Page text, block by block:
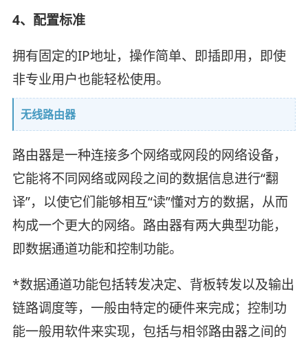
4、配置标准
拥有固定的IP地址，操作简单、即插即用，即使
非专业用户也能轻松使用。
无线路由器
路由器是一种连接多个网络或网段的网络设备，
它能将不同网络或网段之间的数据信息进行“翻
译”，以使它们能够相互“读”懂对方的数据，从而
构成一个更大的网络。路由器有两大典型功能，
即数据通道功能和控制功能。
*数据通道功能包括转发决定、背板转发以及输出
链路调度等，一般由特定的硬件来完成；控制功
能一般用软件来实现，包括与相邻路由器之间的